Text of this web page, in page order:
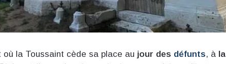
la Toussaint cède sa place au jour des défunts, à la